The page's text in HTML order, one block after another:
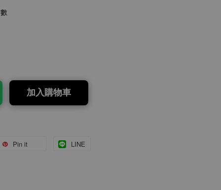
加入購物車
Pin it LINE